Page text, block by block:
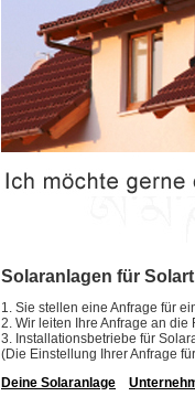
Solaranlagen für
1. Sie stellen eine Anfrage für
2. Wir leiten Ihre Anfrage an
3. Installationsbetriebe für
(Die Einstellung Ihrer Anfrage
Deine Solaranlage